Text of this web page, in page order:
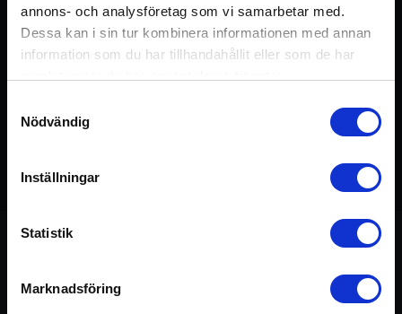
annons- och analysföretag som vi samarbetar med.
Dessa kan i sin tur kombinera informationen med annan
information som du har tillhandahållit eller som de har
Nödvändig
Inställningar
Statistik
Marknadsföring
blodtryck